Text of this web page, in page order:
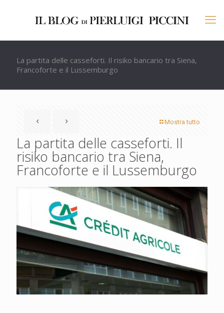
La partita delle casseforti. Il risiko bancario tra Siena,
Francoforte e il Lussemburgo
Mostra tutto
La partita delle casseforti. Il
risiko bancario tra Siena,
Francoforte e il Lussemburgo